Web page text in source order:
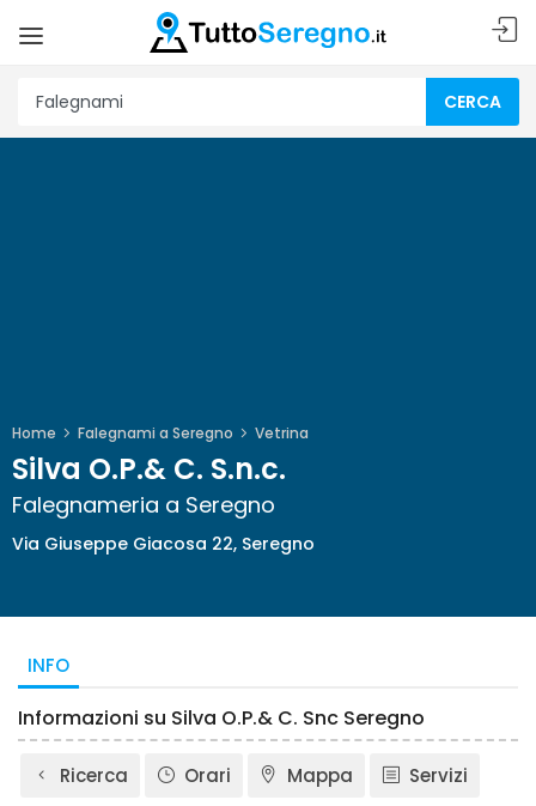
CERCA
Home Falegnami a Seregno Vetrina
Silva O.P.& C. S.n.c.
Falegnameria a Seregno
Via Giuseppe Giacosa 22, Seregno
INFO
Informazioni su Silva O.P.& C. Snc Seregno
Ricerca Orari Mappa Servizi